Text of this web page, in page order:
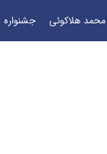
محمد هلاکوئی جشنواره